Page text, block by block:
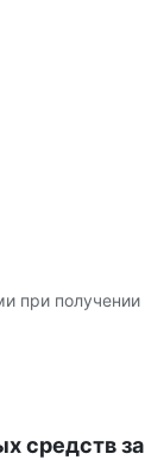
при получении
средств за